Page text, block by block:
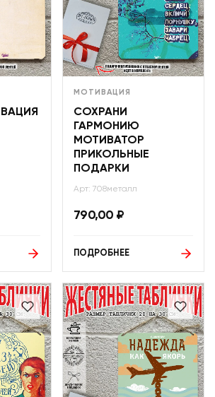
МОТИВАЦИЯ
СОХРАНИ
ГАРМОНИЮ
МОТИВАТОР
ПРИКОЛЬНЫЕ
ПОДАРКИ
Арт: 708металл
790,00 ₽
ПОДРОБНЕЕ